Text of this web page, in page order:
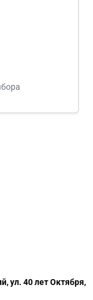
ул. 40 лет Октября,